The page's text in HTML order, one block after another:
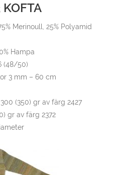
KOFTA
Merinoull, 25% Polyamid
Hampa
(48/50)
3 mm – 60 cm
(350) gr av färg 2427
gr av färg 2372